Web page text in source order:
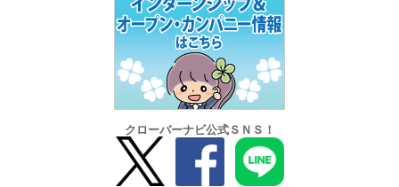
クローバーナビ公式ＳＮＳ！